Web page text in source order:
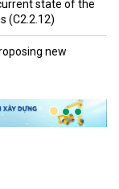
state of the
(C2.2.12)
new